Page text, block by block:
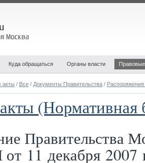
Куда обращаться Органы власти
акты / Все / Документы Правительства /
(Нормативная
Правительства
11 декабря 2007